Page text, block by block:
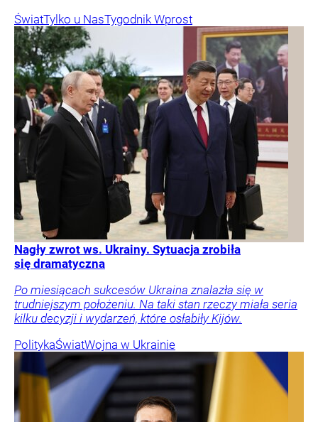
ŚwiatTylko u NasTygodnik Wprost
Nagły zwrot ws. Ukrainy. Sytuacja zrobiła
się dramatyczna
Po miesiącach sukcesów Ukraina znalazła się w
trudniejszym położeniu. Na taki stan rzeczy miała seria
kilku decyzji i wydarzeń, które osłabiły Kijów.
PolitykaŚwiatWojna w Ukrainie